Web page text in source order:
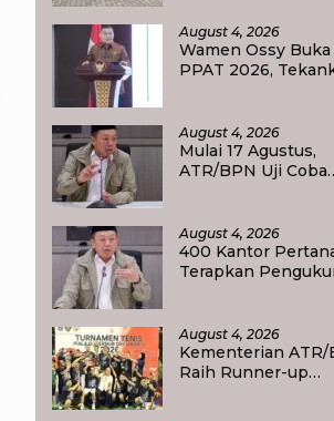
August 4, 2026
Wamen Ossy Buka
PPAT 2026,
dalam Layanan
Pertanahan
August 4, 2026
Mulai 17 Agustus,
ATR/BPN Uji Coba
di 15 Kantor
August 4, 2026
400 Kantor
Terapkan
Dapat Kepastian
Layanan
August 4, 2026
Kementerian ATR/
Raih Runner-up